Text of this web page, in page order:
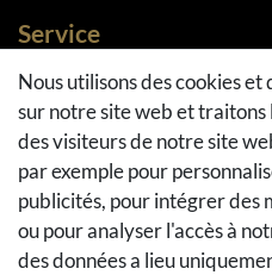
Service
Méthodes de paiement
Méthodes et coûts de
Droit de rétractation
Retours
Se rétracter du contrat
Panier d'achat
Nous utilisons des cookies
sur notre site web et traitons
des visiteurs de notre site
par exemple pour
publicités, pour intégrer des
ou pour analyser l'accès à
des données a lieu